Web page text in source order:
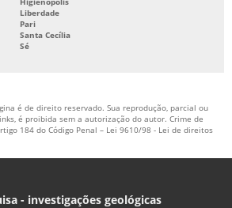
Liberdade
Pari
Santa Cecília
Sé
é de direito reservado. Sua reprodução, parcial ou
é proibida sem a autorização do autor. Crime de
184 do Código Penal – Lei 9610/98 - Lei de direitos
- investigações geológicas